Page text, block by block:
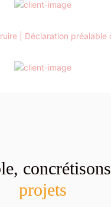
concrétisons
projets